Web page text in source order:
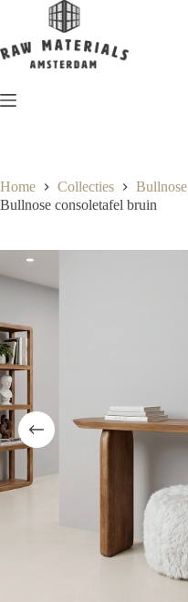
Home Collecties
Bullnose
Bullnose consoletafel bruin